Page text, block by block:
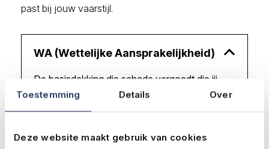
Toestemming Details Over
Deze website maakt gebruik van cookies
past bij jouw vaarstijl.
WA (Wettelijke Aansprakelijkheid)
De basisdekking die schade vergoedt die jij
met jouw waterscooter of jetski aan anderen
veroorzaakt.
Schade aan andere vaartuigen, steigers of